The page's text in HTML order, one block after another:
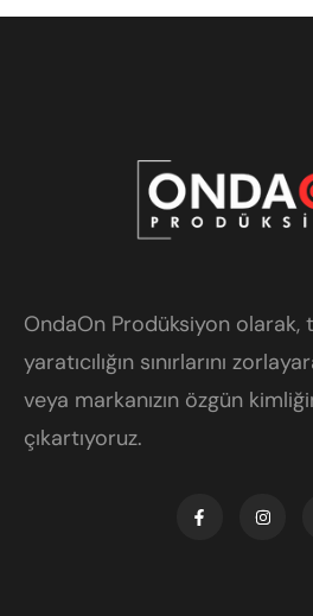
OndaOn Prodüksiyon olarak,
yaratıcılığın sınırlarını
veya markanızın özgün
çıkartıyoruz.